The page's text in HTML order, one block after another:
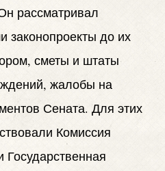
рассматривал
законопроекты до их
сметы и штаты
жалобы на
Сената. Для этих
Комиссия
Государственная